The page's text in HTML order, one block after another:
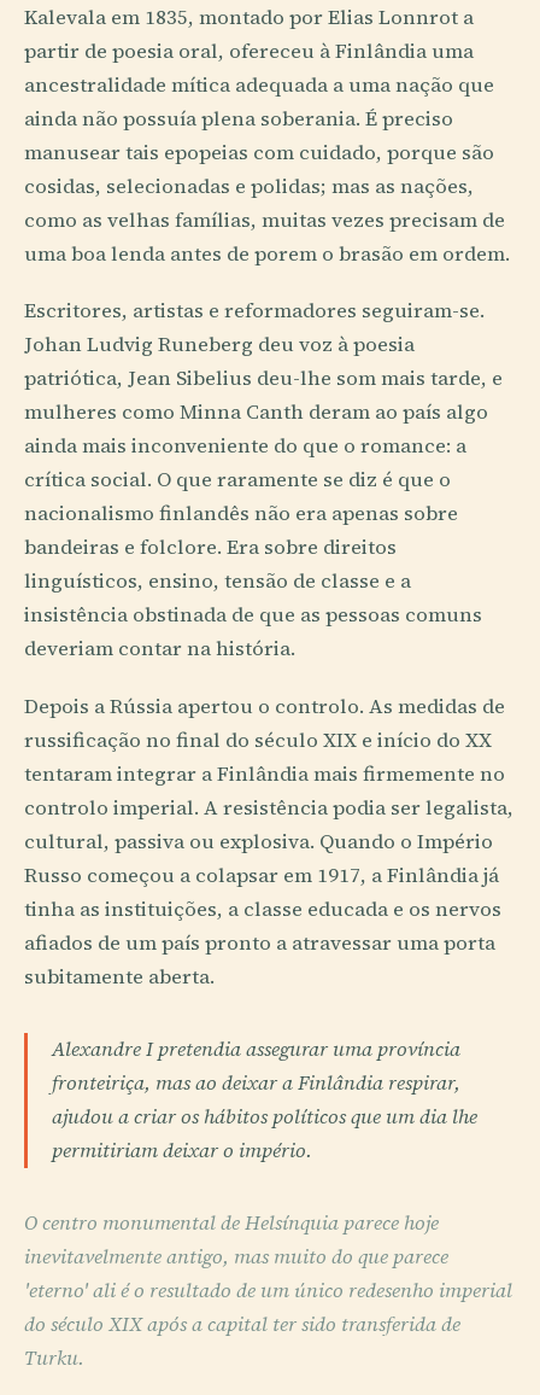
Kalevala em 1835, montado por Elias Lonnrot a
partir de poesia oral, ofereceu à Finlândia uma
ancestralidade mítica adequada a uma nação que
ainda não possuía plena soberania. É preciso
manusear tais epopeias com cuidado, porque são
cosidas, selecionadas e polidas; mas as nações,
como as velhas famílias, muitas vezes precisam de
uma boa lenda antes de porem o brasão em ordem.
Escritores, artistas e reformadores seguiram-se.
Johan Ludvig Runeberg deu voz à poesia
patriótica, Jean Sibelius deu-lhe som mais tarde, e
mulheres como Minna Canth deram ao país algo
ainda mais inconveniente do que o romance: a
crítica social. O que raramente se diz é que o
nacionalismo finlandês não era apenas sobre
bandeiras e folclore. Era sobre direitos
linguísticos, ensino, tensão de classe e a
insistência obstinada de que as pessoas comuns
deveriam contar na história.
Depois a Rússia apertou o controlo. As medidas de
russificação no final do século XIX e início do XX
tentaram integrar a Finlândia mais firmemente no
controlo imperial. A resistência podia ser legalista,
cultural, passiva ou explosiva. Quando o Império
Russo começou a colapsar em 1917, a Finlândia já
tinha as instituições, a classe educada e os nervos
afiados de um país pronto a atravessar uma porta
subitamente aberta.
Alexandre I pretendia assegurar uma província
fronteiriça, mas ao deixar a Finlândia respirar,
ajudou a criar os hábitos políticos que um dia lhe
permitiriam deixar o império.
O centro monumental de Helsínquia parece hoje
inevitavelmente antigo, mas muito do que parece
'eterno' ali é o resultado de um único redesenho imperial
do século XIX após a capital ter sido transferida de
Turku.